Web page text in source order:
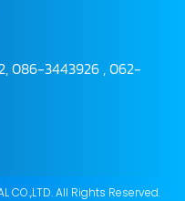
086-3443926 , 062-
CO.,LTD. All Rights Reserved.